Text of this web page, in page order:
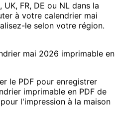
FR, DE ou NL dans la
à votre calendrier mai
le selon votre région.
mai 2026 imprimable en
le PDF pour enregistrer
imprimable en PDF de
l'impression à la maison